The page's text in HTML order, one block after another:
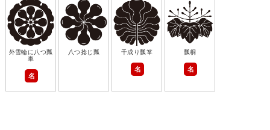
外雪輪に八つ瓢
車
名
八つ捻じ瓢 千成り瓢箪
名
瓢桐
名